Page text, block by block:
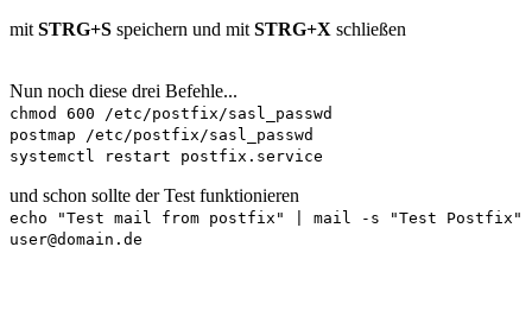
mit STRG+S speichern und mit STRG+X schließen
Nun noch diese drei Befehle...
chmod 600 /etc/postfix/sasl_passwd
postmap /etc/postfix/sasl_passwd
systemctl restart postfix.service
und schon sollte der Test funktionieren
echo "Test mail from postfix" | mail -s "Test Postfix"
user@domain.de